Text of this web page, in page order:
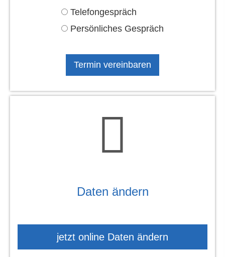
Tele­fon­ge­spräch
Persönliches Gespräch
Daten ändern
jetzt online Daten ändern